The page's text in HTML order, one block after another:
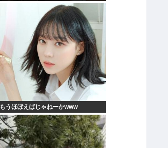
もうほぼえばじゃねーかwww